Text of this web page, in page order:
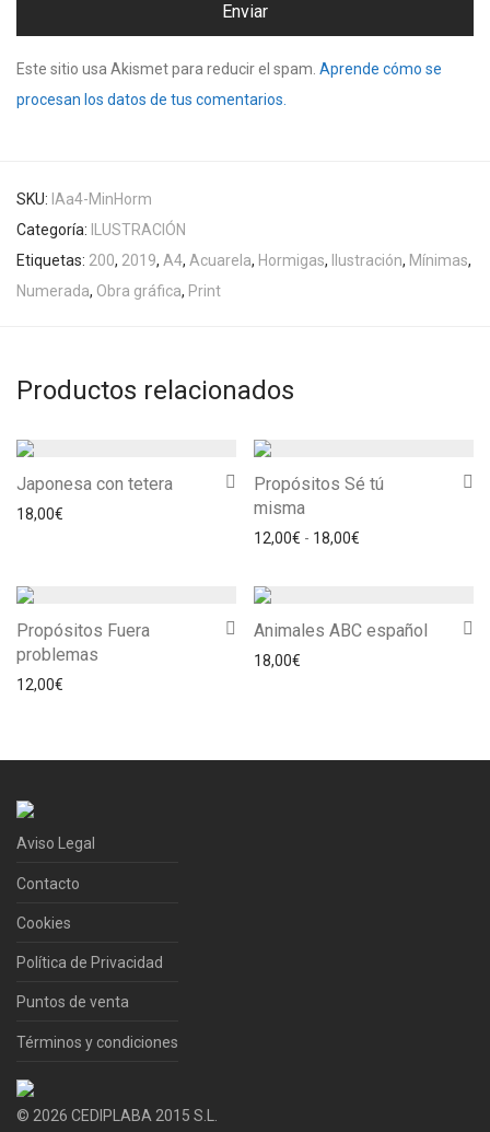
Este sitio usa Akismet para reducir el spam. Aprende cómo se
procesan los datos de tus comentarios.
SKU: IAa4-MinHorm
Categoría:
ILUSTRACIÓN
Etiquetas: 200, 2019, A4, Acuarela, Hormigas, Ilustración, Mínimas,
Numerada, Obra gráfica, Print
Productos relacionados
Japonesa con tetera
18,00€
Propósitos Sé tú
misma
12,00€ - 18,00€
Propósitos Fuera
problemas
12,00€
Animales ABC español
18,00€
Aviso Legal
Contacto
Cookies
Política de Privacidad
Puntos de venta
Términos y condiciones
© 2026 CEDIPLABA 2015 S.L.